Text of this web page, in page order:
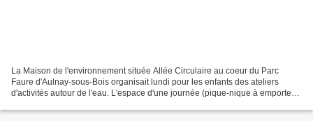
La Maison de l'environnement située Allée Circulaire au coeur du Parc
Faure d'Aulnay-sous-Bois organisait lundi pour les enfants des ateliers
d'activités autour de l'eau. L'espace d'une journée (pique-nique à emporter),